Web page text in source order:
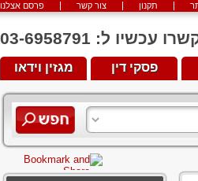
פרסם אצלנו צור קשר תקנון
ל: 03-6958791
מגזין וידאו פסקי דין